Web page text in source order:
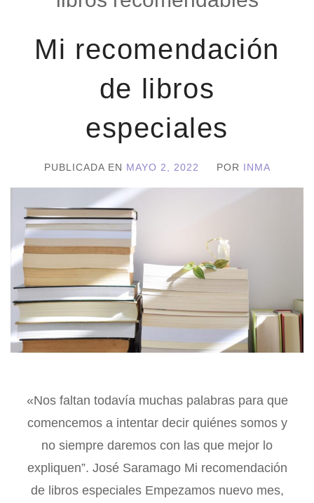
Mi recomendación
de libros
especiales
PUBLICADA EN MAYO 2, 2022 POR INMA
«Nos faltan todavía muchas palabras para que
comencemos a intentar decir quiénes somos y
no siempre daremos con las que mejor lo
expliquen”. José Saramago Mi recomendación
de libros especiales Empezamos nuevo mes,